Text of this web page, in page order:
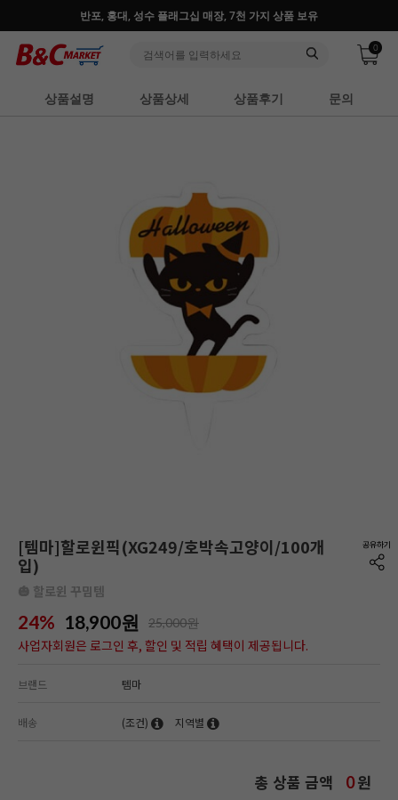
반포, 홍대, 성수 플래그십 매장, 7천 가지 상품 보유
0
상품설명 상품상세 상품후기 문의
[템마]할로윈픽(XG249/호박속고양이/100개
입)
🎃 할로윈 꾸밈템
24% 18,900원 25,000원
사업자회원은 로그인 후, 할인 및 적립 혜택이 제공됩니다.
브랜드 템마
배송 (조건) 지역별
총 상품 금액 0원